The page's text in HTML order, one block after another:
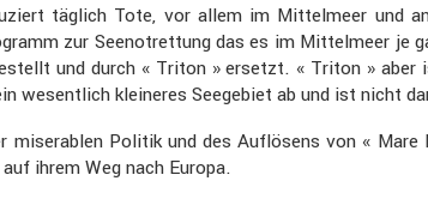
täglich Tote, vor allem im Mittel­meer und
zur Seenot­ret­tung das es im Mittel­meer je
und durch « Triton » ersetzt. « Triton »
wesent­lich kleineres Seege­biet ab und ist nicht
misera­blen Politik und des Auflö­sens von «
ihrem Weg nach Europa.